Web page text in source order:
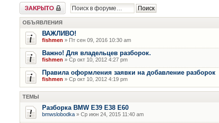
Форум закрыт
ОБЪЯВЛЕНИЯ
ВАЖЛИВО!
fishmen » Пт сен 09, 2016 10:30 am
Важно! Для владельцев разборок.
fishmen » Ср окт 10, 2012 4:27 pm
Правила оформления заявки на добавление разборок
fishmen » Ср окт 10, 2012 4:19 pm
ТЕМЫ
Разборка BMW E39 E38 E60
bmwslobodka » Ср июн 24, 2015 11:40 am